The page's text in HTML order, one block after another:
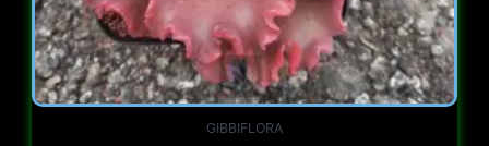
GIBBIFLORA